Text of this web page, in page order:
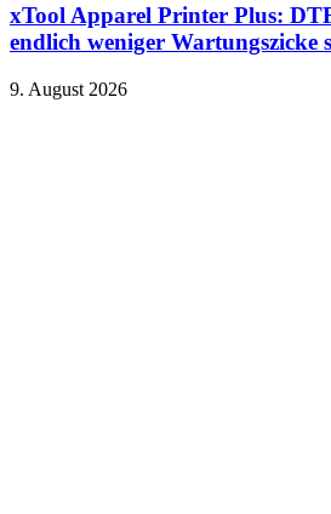
xTool Apparel Printer Plus:
endlich weniger Wartungszicke
9. August 2026